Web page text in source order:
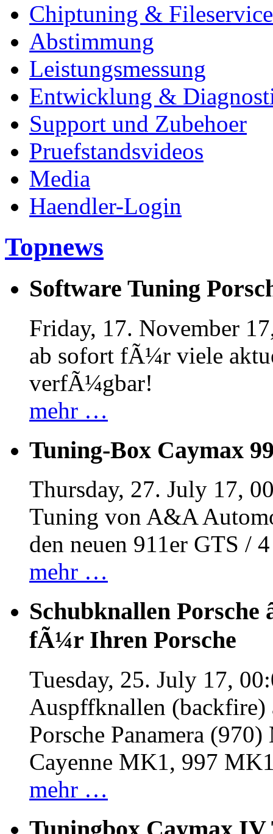
Chiptuning & Fileservice
Abstimmung
Leistungsmessung
Entwicklung &
Support und Zubehoer
Pruefstandsvideos
Media
Haendler-Login
Topnews
Software Tuning
Friday, 17. November
ab sofort fÃ¼r viele
verfÃ¼gbar!
mehr …
Tuning-Box Caymax
Thursday, 27. July 17,
Tuning von A&A
den neuen 911er GTS /
mehr …
Schubknallen Porsche
fÃ¼r Ihren Porsche
Tuesday, 25. July 17,
Auspffknallen
Porsche Panamera
Cayenne MK1, 997
mehr …